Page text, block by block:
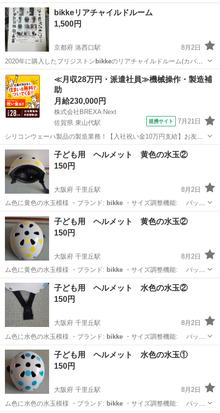
ルーム…
京都 京都市 洛西口駅 電動アシスト自転車
bikkeリアチャイルドルーム
1,500円
京都府 洛西口駅
8月2日
2020年に購入したブリジストン bikkeのリアチャイルドルーム(カバー)
です…
京都 京都市 洛西口駅 電動アシスト自転車 bikke
≪月収28万円・派遣社員≫機械操作・製造補
助
月給230,000円
株式会社BREXA Next
佐賀県 東山代駅
提携サイト 7月21日
シリコンウェーハ製品の製造業務！【入社祝い金10万円支給】お友達
やカップルとの応募OK◎年間休日129日＆休出なしでプライベート充
実♪業務はクリーンルームで快適作業◎自社正社員登用制度あり★1食
300円～の格安食堂あり！《佐...
佐賀 伊万里市 東山代駅 その他
子ども用 ヘルメット 黄色の水玉②
150円
大阪府 千里丘駅
8月2日
ム色に黄色の水玉模様 ・ブランド: bikke・サイズ調整機能: バック
ル式…
大阪 摂津市 千里丘駅 ヘルメット
子ども用 ヘルメット 黄色の水玉②
150円
大阪府 千里丘駅
8月2日
ム色に黄色の水玉模様 ・ブランド: bikke・サイズ調整機能: バック
ル式…
大阪 摂津市 千里丘駅 ヘルメット
子ども用 ヘルメット 水色の水玉②
150円
大阪府 千里丘駅
8月2日
ム色に水色の水玉模様 ・ブランド: bikke・サイズ調整機能: バック
ル式…
大阪 摂津市 千里丘駅 ヘルメット
子ども用 ヘルメット 水色の水玉①
150円
大阪府 千里丘駅
8月2日
ム色に水色の水玉模様 ・ブランド: bikke・サイズ調整機能: バック